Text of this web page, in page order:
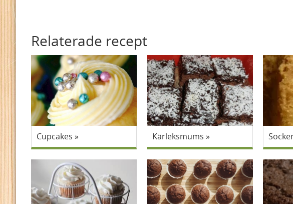
Relaterade recept
Cupcakes Kärleksmums